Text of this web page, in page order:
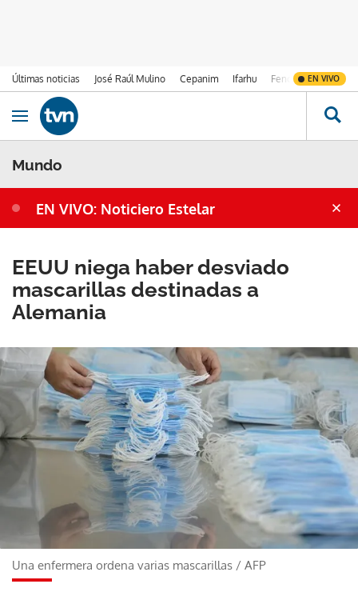
Últimas noticias José Raúl Mulino Cepanim Ifarhu Fenómeno de El
EN VIVO
Ir al contenido
Obrir navegació
Mundo
EN VIVO: Noticiero Estelar
EEUU niega haber desviado
mascarillas destinadas a
Alemania
Una enfermera ordena varias mascarillas / AFP